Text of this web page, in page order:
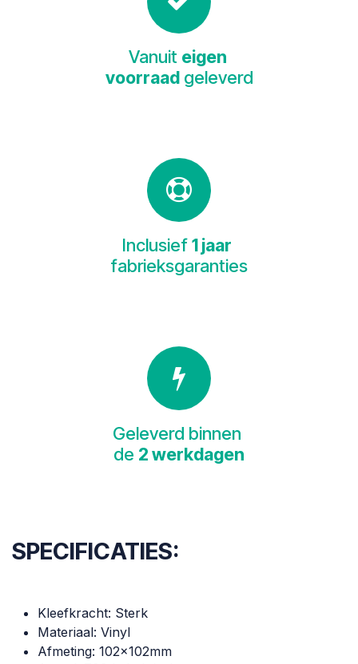
Vanuit eigen
voorraadgeleverd
Inclusief1 jaar
fabrieksgaranties
Geleverd binnen
de 2 werkdagen
SPECIFICATIES:
Kleefkracht: Sterk
Materiaal: Vinyl
Afmeting: 102x102mm